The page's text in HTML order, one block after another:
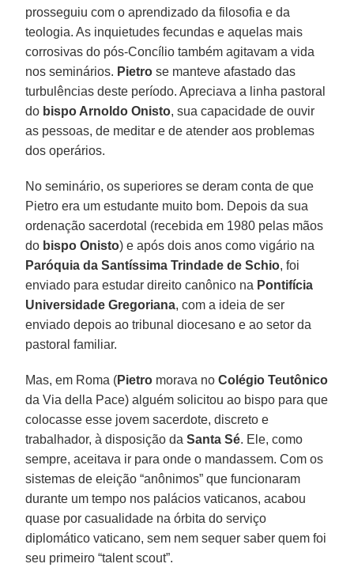
prosseguiu com o aprendizado da filosofia e da
teologia. As inquietudes fecundas e aquelas mais
corrosivas do pós-Concílio também agitavam a vida
nos seminários. Pietro se manteve afastado das
turbulências deste período. Apreciava a linha pastoral
do bispo Arnoldo Onisto, sua capacidade de ouvir
as pessoas, de meditar e de atender aos problemas
dos operários.
No seminário, os superiores se deram conta de que
Pietro era um estudante muito bom. Depois da sua
ordenação sacerdotal (recebida em 1980 pelas mãos
do bispo Onisto) e após dois anos como vigário na
Paróquia da Santíssima Trindade de Schio, foi
enviado para estudar direito canônico na Pontifícia
Universidade Gregoriana, com a ideia de ser
enviado depois ao tribunal diocesano e ao setor da
pastoral familiar.
Mas, em Roma (Pietro morava noColégio Teutônico
da Via della Pace) alguém solicitou ao bispo para que
colocasse esse jovem sacerdote, discreto e
trabalhador, à disposição da Santa Sé. Ele, como
sempre, aceitava ir para onde o mandassem. Com os
sistemas de eleição “anônimos” que funcionaram
durante um tempo nos palácios vaticanos, acabou
quase por casualidade na órbita do serviço
diplomático vaticano, sem nem sequer saber quem foi
seu primeiro “talent scout”.